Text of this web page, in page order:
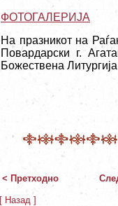
ФОТОГАЛЕРИЈА
На празникот на
Повардарски г.
Божествена
< Претходно
[ Назад ]